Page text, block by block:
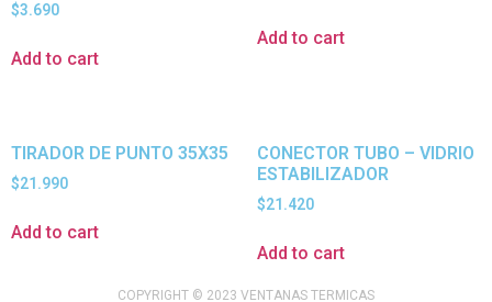
$3.690
Add to cart
Add to cart
TIRADOR DE PUNTO 35X35
$21.990
Add to cart
CONECTOR TUBO – VIDRIO
ESTABILIZADOR
$21.420
Add to cart
COPYRIGHT © 2023 VENTANAS TERMICAS